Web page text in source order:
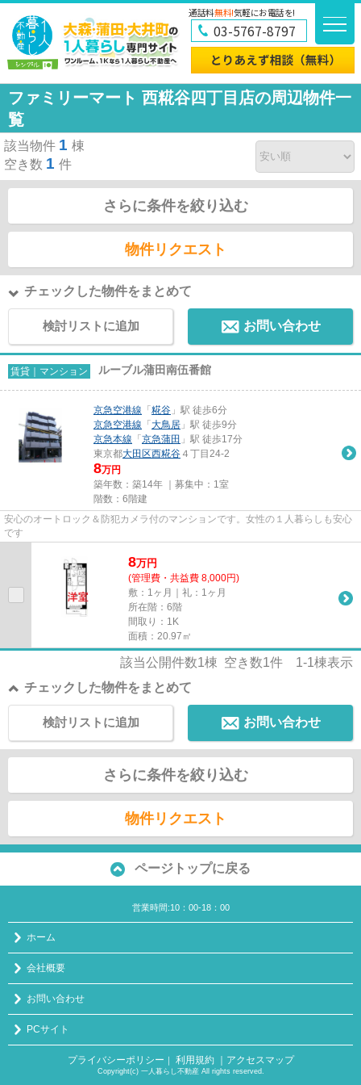
通話料無料!気軽にお電話を!
03-5767-8797
ファミリーマート 西糀谷四丁目店の周辺物件一
覧
該当物件 1 棟
空き数 1 件
さらに条件を絞り込む
物件リクエスト
チェックした物件をまとめて
検討リストに追加 お問い合わせ
賃貸｜マンション ルーブル蒲田南伍番館
京急空港線 「 糀谷 」駅 徒歩6分
京急空港線 「 大鳥居 」駅 徒歩9分
京急本線 「 京急蒲田 」駅 徒歩17分
東京都大田区西糀谷 ４丁目24-2
8万円
築年数：築14年 ｜募集中： 1室
階数：6階建
安心のオートロック＆防犯カメラ付のマンションです。女性の１人暮らしも安心
です
8万円
(管理費・共益費 8,000円)
敷：1ヶ月｜礼：1ヶ月
所在階：6階
間取り：1K
面積：20.97㎡
該当公開件数1棟 空き数1件 1-1棟表示
チェックした物件をまとめて
お問い合わせ
検討リストに追加
さらに条件を絞り込む
物件リクエスト
ページトップに戻る
営業時間:10：00-18：00
ホーム
会社概要
お問い合わせ
PCサイト
プライバシーポリシー 利用規約 ｜アクセスマップ
Copyright(c) 一人暮らし不動産 All rights reserved.